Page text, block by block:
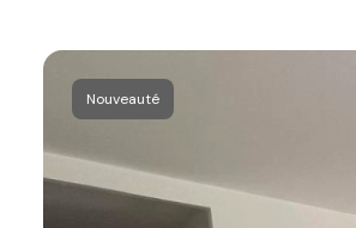
biens
vendus
estimation
Nouveauté